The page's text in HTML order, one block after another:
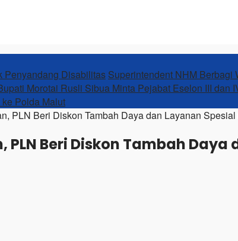
Penyandang Disabilitas Superintendent NHM Berbagi
Morotai Rusli Sibua Minta Pejabat Eselon III dan
Polda Malut
PLN Beri Diskon Tambah Daya dan Layanan
Beri Diskon Tambah